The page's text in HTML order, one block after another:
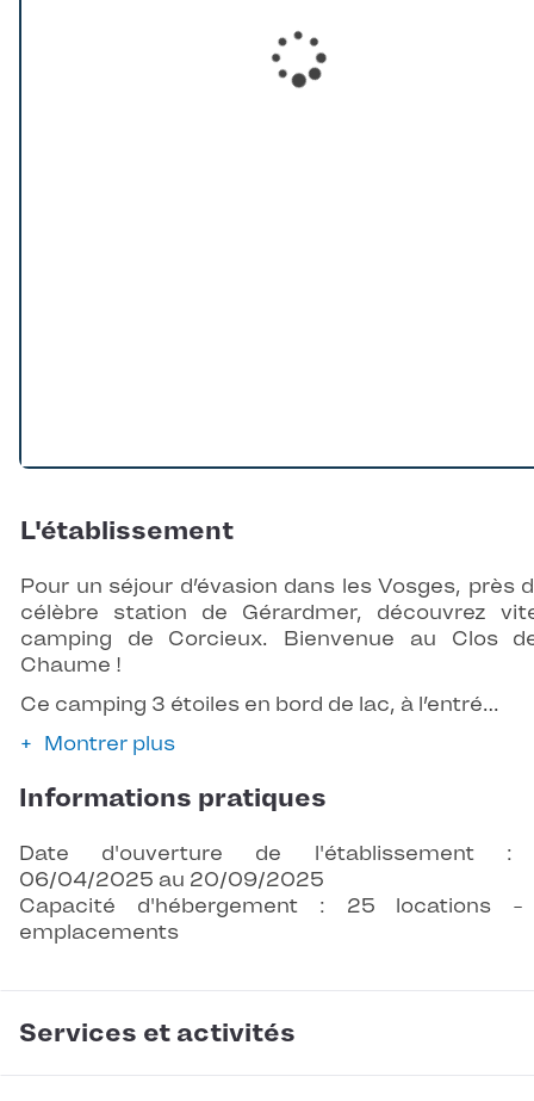
L'établissement
Pour un séjour d’évasion dans les Vosges, près
célèbre station de Gérardmer, découvrez
camping de Corcieux. Bienvenue au Clos
Chaume !
Ce camping 3 étoiles en bord de lac, à l’entré…
Montrer plus
Informations pratiques
Date d'ouverture de l'établissement :
06/04/2025 au 20/09/2025
Capacité d'hébergement : 25 locations
emplacements
Services et activités